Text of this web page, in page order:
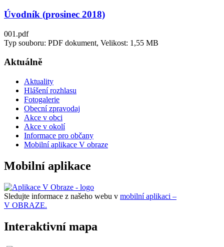
Úvodník (prosinec 2018)
001.pdf
Typ souboru: PDF dokument, Velikost: 1,55 MB
Aktuálně
Aktuality
Hlášení rozhlasu
Fotogalerie
Obecní zpravodaj
Akce v obci
Akce v okolí
Informace pro občany
Mobilní aplikace V obraze
Mobilní aplikace
Sledujte informace z našeho webu v mobilní aplikaci –
V OBRAZE.
Interaktivní mapa